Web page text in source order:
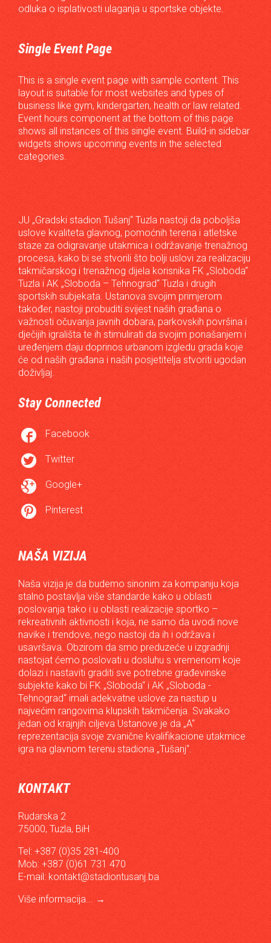
odluka o isplativosti ulaganja u sportske objekte.
Single Event Page
This is a single event page with sample content. This
layout is suitable for most websites and types of
business like gym, kindergarten, health or law related.
Event hours component at the bottom of this page
shows all instances of this single event. Build-in sidebar
widgets shows upcoming events in the selected
categories.
JU „Gradski stadion Tušanj“ Tuzla nastoji da poboljša
uslove kvaliteta glavnog, pomoćnih terena i atletske
staze za odigravanje utakmica i održavanje trenažnog
procesa, kako bi se stvorili što bolji uslovi za realizaciju
takmičarskog i trenažnog dijela korisnika FK „Sloboda“
Tuzla i AK „Sloboda – Tehnograd“ Tuzla i drugih
sportskih subjekata. Ustanova svojim primjerom
također, nastoji probuditi svijest naših građana o
važnosti očuvanja javnih dobara, parkovskih površina i
dječijih igrališta te ih stimulirati da svojim ponašanjem i
uređenjem daju doprinos urbanom izgledu grada koje
će od naših građana i naših posjetitelja stvoriti ugodan
doživljaj.
Stay Connected
 Facebook
 Twitter
 Google+
 Pinterest
NAŠA VIZIJA
Naša vizija je da budemo sinonim za kompaniju koja
stalno postavlja više standarde kako u oblasti
poslovanja tako i u oblasti realizacije sportko –
rekreativnih aktivnosti i koja, ne samo da uvodi nove
navike i trendove, nego nastoji da ih i održava i
usavršava. Obzirom da smo preduzeće u izgradnji
nastojat ćemo poslovati u dosluhu s vremenom koje
dolazi i nastaviti graditi sve potrebne građevinske
subjekte kako bi FK „Sloboda“ i AK „Sloboda -
Tehnograd“ imali adekvatne uslove za nastup u
najvećim rangovima klupskih takmičenja. Svakako
jedan od krajnjih ciljeva Ustanove je da „A“
reprezentacija svoje zvanične kvalifikacione utakmice
igra na glavnom terenu stadiona „Tušanj“.
KONTAKT
Rudarska 2
75000, Tuzla, BiH
Tel: +387 (0)35 281-400
Mob: +387 (0)61 731 470
E-mail: kontakt@stadiontusanj.ba
Više informacija...
→